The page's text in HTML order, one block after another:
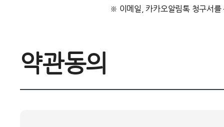
※ 이메일, 카카오알림톡 청구서를
약관동의